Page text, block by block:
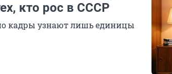
кто рос в СССР
кадры узнают лишь единицы